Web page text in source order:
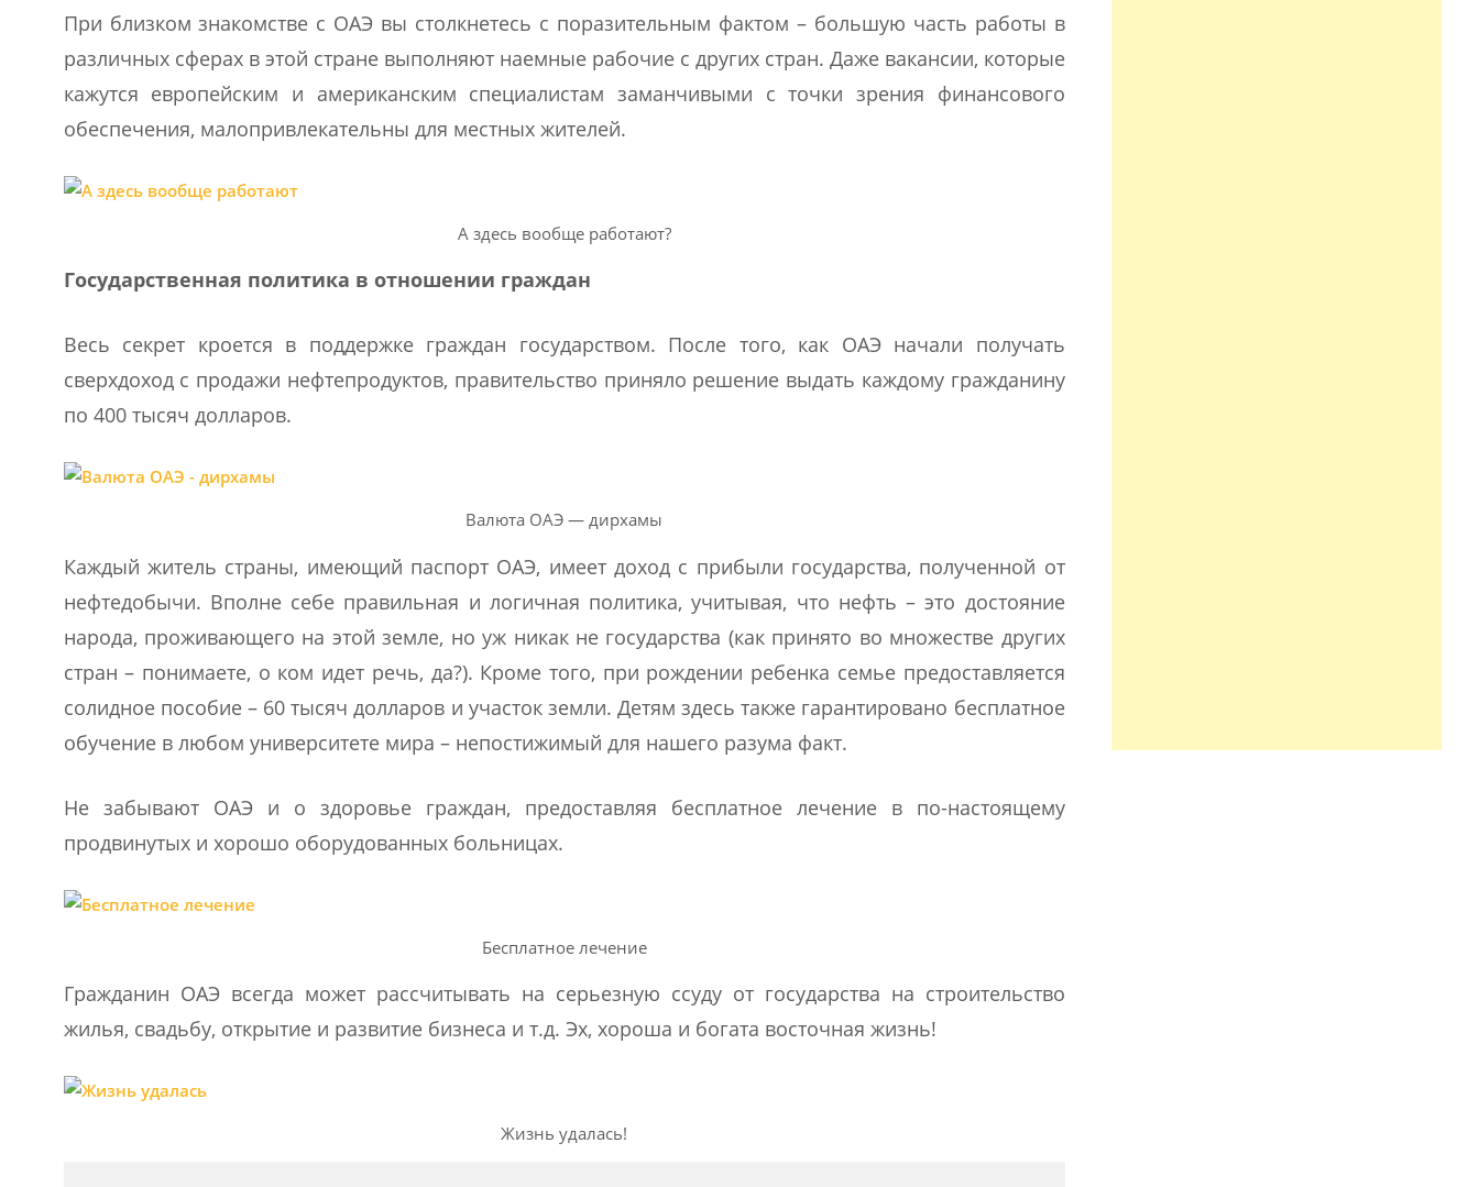
При близком знакомстве с ОАЭ вы столкнетесь с поразительным фактом – большую часть работы в
различных сферах в этой стране выполняют наемные рабочие с других стран. Даже вакансии, которые
кажутся европейским и американским специалистам заманчивыми с точки зрения финансового
обеспечения, малопривлекательны для местных жителей.
А здесь вообще работают?
Государственная политика в отношении граждан
Весь секрет кроется в поддержке граждан государством. После того, как ОАЭ начали получать
сверхдоход с продажи нефтепродуктов, правительство приняло решение выдать каждому гражданину
по 400 тысяч долларов.
Валюта ОАЭ — дирхамы
Каждый житель страны, имеющий паспорт ОАЭ, имеет доход с прибыли государства, полученной от
нефтедобычи. Вполне себе правильная и логичная политика, учитывая, что нефть – это достояние
народа, проживающего на этой земле, но уж никак не государства (как принято во множестве других
стран – понимаете, о ком идет речь, да?). Кроме того, при рождении ребенка семье предоставляется
солидное пособие – 60 тысяч долларов и участок земли. Детям здесь также гарантировано бесплатное
обучение в любом университете мира – непостижимый для нашего разума факт.
Не забывают ОАЭ и о здоровье граждан, предоставляя бесплатное лечение в по-настоящему
продвинутых и хорошо оборудованных больницах.
Бесплатное лечение
Гражданин ОАЭ всегда может рассчитывать на серьезную ссуду от государства на строительство
жилья, свадьбу, открытие и развитие бизнеса и т.д. Эх, хороша и богата восточная жизнь!
Жизнь удалась!